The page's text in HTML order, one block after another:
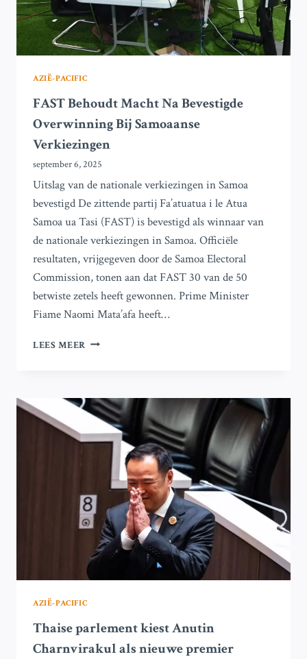
AZIË-PACIFIC
FAST Behoudt Macht Na Bevestigde
Overwinning Bij Samoaanse
Verkiezingen
september 6, 2025
Uitslag van de nationale verkiezingen in Samoa
bevestigd De zittende partij Fa’atuatua i le Atua
Samoa ua Tasi (FAST) is bevestigd als winnaar van
de nationale verkiezingen in Samoa. Officiële
resultaten, vrijgegeven door de Samoa Electoral
Commission, tonen aan dat FAST 30 van de 50
betwiste zetels heeft gewonnen. Prime Minister
Fiame Naomi Mata’afa heeft…
LEES MEER FAST
BEVESTIGDE
OVERWINNING
SAMOAANSE
VERKIEZINGEN
AZIË-PACIFIC
Thaise parlement kiest Anutin
Charnvirakul als nieuwe premier